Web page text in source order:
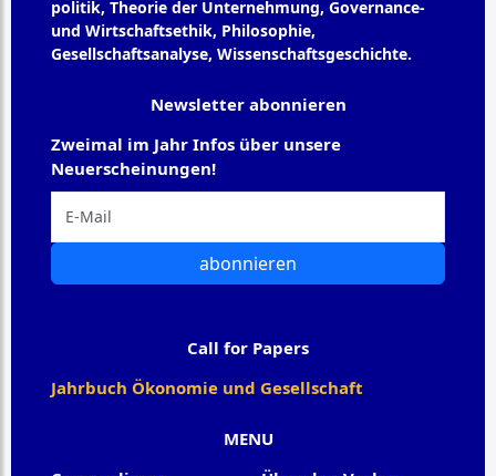
politik, Theorie der Unternehmung, Governance-
und Wirtschaftsethik, Philosophie,
Gesellschaftsanalyse, Wissenschaftsgeschichte.
MENU
Newsletter abonnieren
Zweimal im Jahr Infos über unsere
Neuerscheinungen!
abonnieren
Call for Papers
Jahrbuch Ökonomie und Gesellschaft